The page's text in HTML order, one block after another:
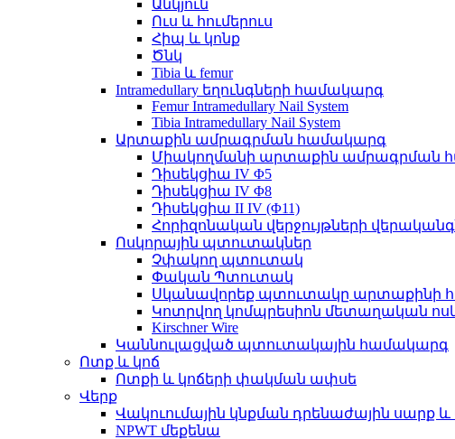
Անկյուն
Ուս և հումերուս
Հիպ և կոնք
Ծնկ
Tibia և femur
Intramedullary եղունգների համակարգ
Femur Intramedullary Nail System
Tibia Intramedullary Nail System
Արտաքին ամրագրման համակարգ
Միակողմանի արտաքին ամրագրման
Դիսեկցիա IV Φ5
Դիսեկցիա IV Φ8
Դիսեկցիա II IV (Φ11)
Հորիզոնական վերջույթների
Ոսկորային պտուտակներ
Չփակող պտուտակ
Փական Պտուտակ
Սկանավորեք պտուտակը արտաքինի
Կոտրվող կոմպրեսիոն մետաղական
Kirschner Wire
Կաննուլացված պտուտակային համակարգ
Ոտք և կոճ
Ոտքի և կոճերի փակման ափսե
Վերք
Վակուումային կնքման դրենաժային սարք
NPWT մեքենա